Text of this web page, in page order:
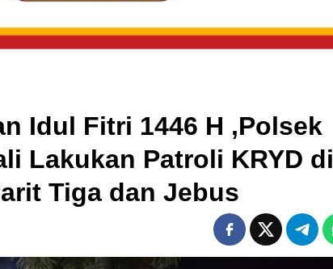
Idul Fitri 1446 H ,Polsek
Lakukan Patroli KRYD di
Tiga dan Jebus